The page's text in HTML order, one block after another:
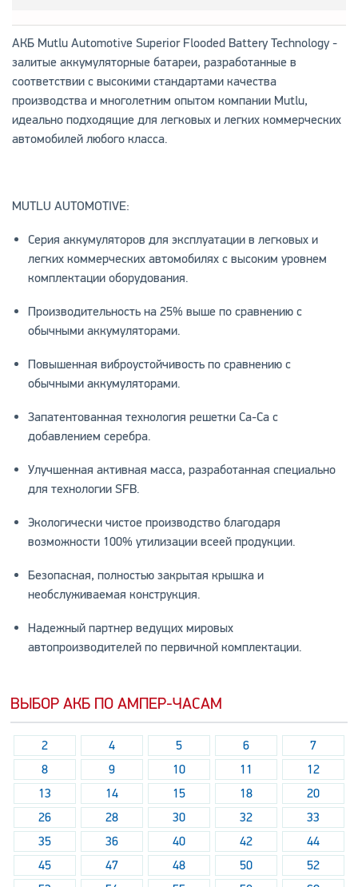
АКБ Mutlu Automotive Superior Flooded Battery Technology -
залитые аккумуляторные батареи, разработанные в
соответствии с высокими стандартами качества
производства и многолетним опытом компании Mutlu,
идеально подходящие для легковых и легких коммерческих
автомобилей любого класса.
MUTLU AUTOMOTIVE:
Серия аккумуляторов для эксплуатации в легковых и
легких коммерческих автомобилях с высоким уровнем
комплектации оборудования.
Производительность на 25% выше по сравнению с
обычными аккумуляторами.
Повышенная виброустойчивость по сравнению с
обычными аккумуляторами.
Запатентованная технология решетки Ca-Ca с
добавлением серебра.
Улучшенная активная масса, разработанная специально
для технологии SFB.
Экологически чистое производство благодаря
возможности 100% утилизации всеей продукции.
Безопасная, полностью закрытая крышка и
необслуживаемая конструкция.
Надежный партнер ведущих мировых
автопроизводителей по первичной комплектации.
ВЫБОР АКБ ПО АМПЕР-ЧАСАМ
2 4 5 6
7
8
9 10 11
12
13
14 15 18
20
26
28 30 32
33
35
36 40 42
44
45
47 48 50
52